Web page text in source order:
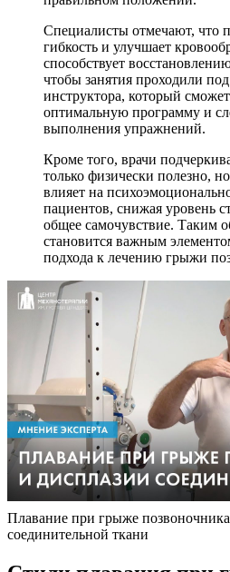
Специалисты отмечают, что
гибкость и улучшает
способствует
чтобы занятия проходили
инструктора, который
оптимальную программу и
выполнения упражнений.
Кроме того, врачи
только физически полезно,
влияет на
пациентов, снижая уровень
общее самочувствие. Таким
становится важным
подхода к лечению грыжи
Плавание при грыже
соединительной ткани